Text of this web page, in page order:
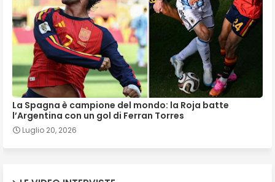
La Spagna è campione del mondo: la Roja batte
l’Argentina con un gol di Ferran Torres
Luglio 20, 2026